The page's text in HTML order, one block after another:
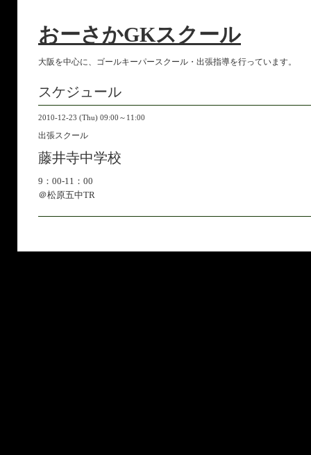
おーさかGKスクール
大阪を中心に、ゴールキーパースクール・出張指導を行っています。
スケジュール
2010-12-23 (Thu) 09:00～11:00
出張スクール
藤井寺中学校
9：00-11：00
＠松原五中TR